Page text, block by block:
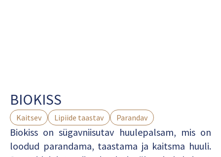
BIOKISS
Kaitsev Lipiide taastav Parandav
Biokiss on sügavniisutav huulepalsam, mis on
loodud parandama, taastama ja kaitsma huuli.